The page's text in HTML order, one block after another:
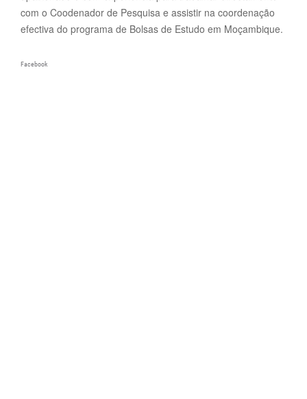
com o Coodenador de Pesquisa e assistir na coordenação
efectiva do programa de Bolsas de Estudo em Moçambique.
Facebook